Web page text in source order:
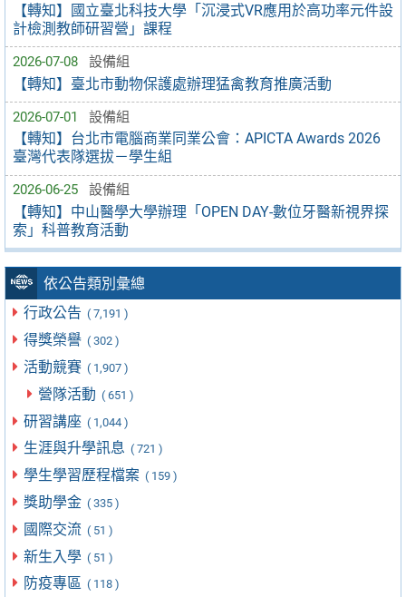
【轉知】國立臺北科技大學「沉浸式VR應用於高功率元件設
計檢測教師研習營」課程
2026-07-08 設備組
【轉知】臺北市動物保護處辦理猛禽教育推廣活動
2026-07-01 設備組
【轉知】台北市電腦商業同業公會：APICTA Awards 2026
臺灣代表隊選拔－學生組
2026-06-25 設備組
【轉知】中山醫學大學辦理「OPEN DAY-數位牙醫新視界探
索」科普教育活動
依公告類別彙總
行政公告 ( 7,191 )
得獎榮譽 ( 302 )
活動競賽 ( 1,907 )
營隊活動 ( 651 )
研習講座 ( 1,044 )
生涯與升學訊息 ( 721 )
學生學習歷程檔案 ( 159 )
獎助學金 ( 335 )
國際交流 ( 51 )
新生入學 ( 51 )
防疫專區 ( 118 )